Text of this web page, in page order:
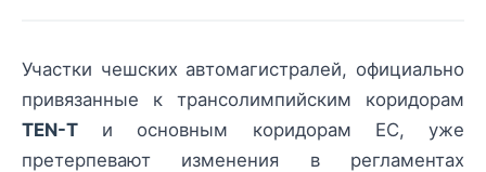
Участки чешских автомагистралей, официально
привязанные к трансолимпийским коридорам
TEN-T и основным коридорам ЕС, уже
претерпевают изменения в регламентах